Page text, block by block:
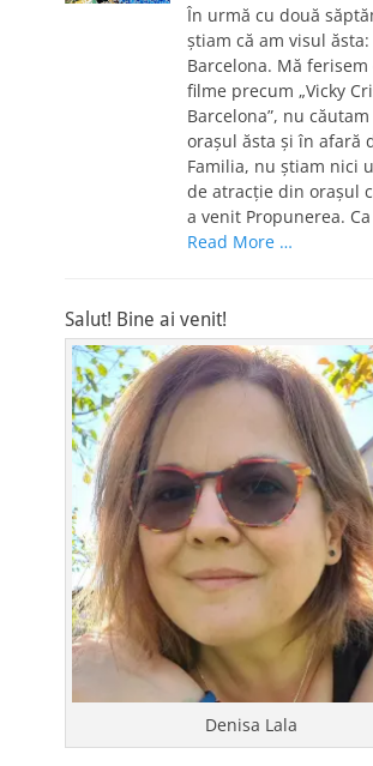
În urmă cu două
ştiam că am visul
Barcelona. Mă
filme precum „Vicky
Barcelona”, nu
oraşul ăsta şi în afară
Familia, nu ştiam nici
de atracţie din oraşul
a venit Propunerea.
Read More …
Salut! Bine ai venit!
Denisa Lala